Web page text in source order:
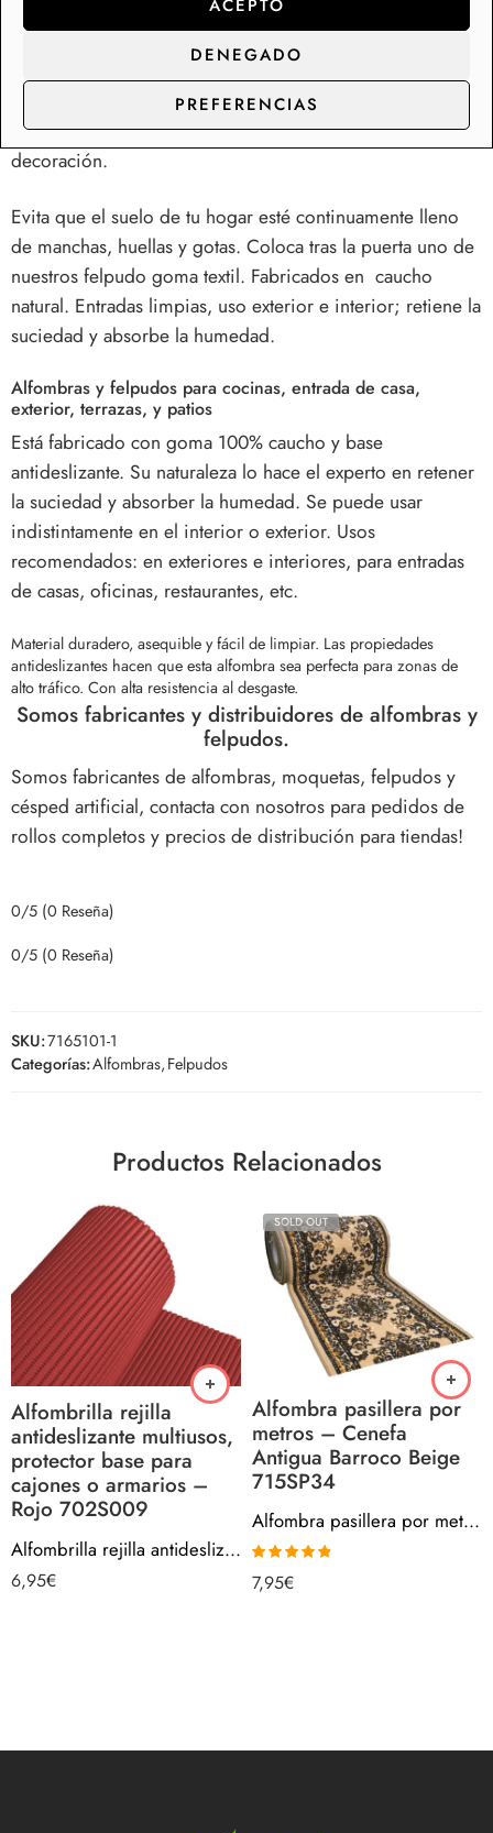
ACEPTO
DENEGADO
PREFERENCIAS
Descubre la gran selección de felpudos divertidos y
originales para la puerta de casa. Los felpudos, esa
protagonista de las entradas y los descansillos. Los
felpudos originales ganan protagonismo en la
decoración.
Evita que el suelo de tu hogar esté continuamente lleno
de manchas, huellas y gotas. Coloca tras la puerta uno de
nuestros felpudo goma textil. Fabricados en caucho
natural. Entradas limpias, uso exterior e interior; retiene la
suciedad y absorbe la humedad.
Alfombras y felpudos para cocinas, entrada de casa,
exterior, terrazas, y patios
Está fabricado con goma 100% caucho y base
antideslizante. Su naturaleza lo hace el experto en retener
la suciedad y absorber la humedad. Se puede usar
indistintamente en el interior o exterior. Usos
recomendados: en exteriores e interiores, para entradas
de casas, oficinas, restaurantes, etc.
Material duradero, asequible y fácil de limpiar. Las propiedades
antideslizantes hacen que esta alfombra sea perfecta para zonas de
alto tráfico. Con alta resistencia al desgaste.
Somos fabricantes y distribuidores de alfombras y
felpudos.
Somos fabricantes de alfombras, moquetas, felpudos y
césped artificial, contacta con nosotros para pedidos de
rollos completos y precios de distribución para tiendas!
0/5 (0 Reseña)
0/5 (0 Reseña)
SKU:7165101-1
Categorías:Alfombras,Felpudos
Productos Relacionados
Alfombrilla rejilla
antideslizante multiusos,
protector base para
cajones o armarios –
Rojo 702S009
Alfombrilla rejilla antideslizante multiusos, protector base para cajones o armarios – Rojo 702S009
6,95€
SOLD OUT
Alfombra pasillera por
metros – Cenefa
Antigua Barroco Beige
715SP34
Alfombra pasillera por metros – Cenefa Antigua Barroco Beige 715SP34
Valorado
con4.80
7,95€